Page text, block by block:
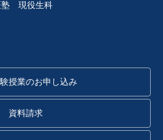
現役生科
授業のお申し込み
資料請求